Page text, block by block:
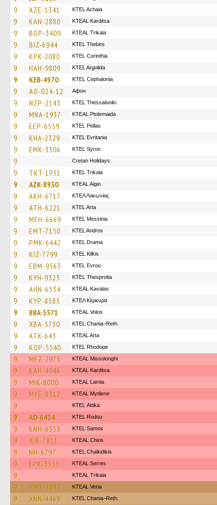
9 AZE-1341 KTEL Achaia
9 KAN-2880 KTEAL Karditsa
9 BOP-3409 KTEAL Trikala
9 BIZ-6944 KTEL Thebes
9 KPK-2080 KTEL Corinthia
9 HAH-9809 KTEL Argolida
9 KEB-4970 KTEL Cephalonia
9 AO-024-12 Афон
9 NZP-2143 KTEL Thessaloniki
9 MNA-1937 KTEAL Ptolemaida
9 EEP-6559 KTEL Pellas
9 KHA-2329 ΚΤΕL Evritania
9 EMK-3506 KTEL Syros
9 Cretan Holidays
9 TKT-1931 ΚΤΕL Τrikala
9 AZK-8930 KTEAL Aigio
9 AKH-6717 ΚΤΕΛ Λακωνίας
9 ATH-6221 KTEL Arta
9 MEH-6669 KTEL Messinia
9 EMT-7150 KTEL Andros
9 PMK-6442 KTEL Drama
9 KIZ-7799 KTEL Kilkis
9 EBM-9563 KTEL Evrou
9 KYH-9323 KTEL Thesprotia
9 AHN-6534 KTEAL Kavalas
9 KYP-8585 ΚΤΕΛ Κέρκυρα
9 BBA-3571 KTEAL Volos
9 XBA-5730 KTEL Chania–Reth.
9 ATK-643 KTEAL Arta
9 KOP-5540 KTEL Rhodope
9 MEZ-2975 KTEAL Missolonghi
9 KAH-4946 KTEAL Karditsa
9 MIK-8000 KTEAL Lamia
9 MYE-8312 KTEAL Mytilene
9 KΤΕL Αttika
9 AO-6434 ΚΤΕL Rodou
9 KNH-6353 KTEL Samos
9 XIB-7811 KTEAL Chios
9 NH-6797 ΚΤΕL Chalkidikis
9 EPK-3555 KTEAL Serres
9 KTEAL Trikala
9 HMX-4442 KTEAL Veria
9 XNN-4469 KTEL Chania–Reth.